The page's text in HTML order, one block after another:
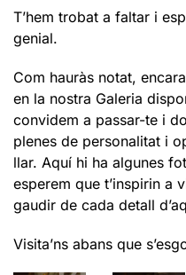
T’hem trobat a faltar i
genial.
Com hauràs notat,
en la nostra Galeria
convidem a passar-te i
plenes de personalitat i
llar. Aquí hi ha algunes
esperem que t’inspirin a
gaudir de cada detall
Visita’ns abans que